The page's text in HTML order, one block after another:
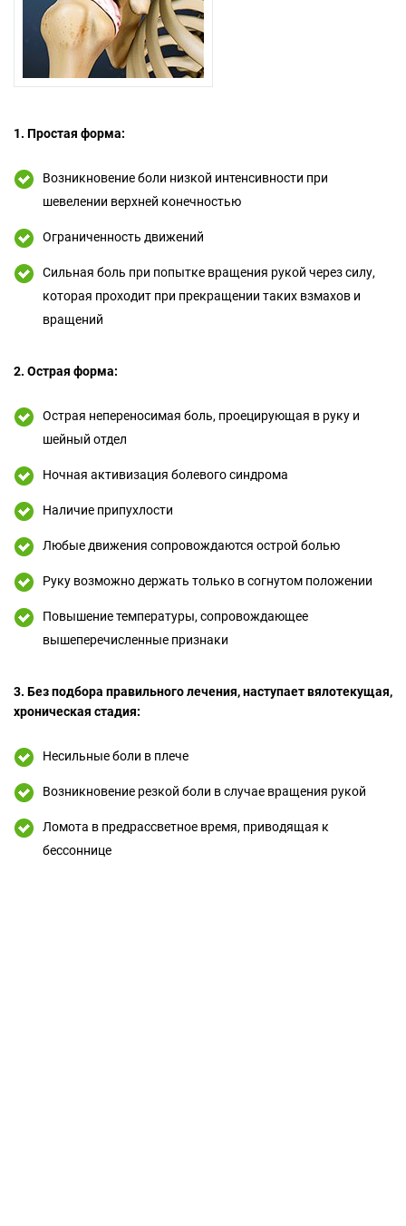
1. Простая форма:
Возникновение боли низкой интенсивности при
шевелении верхней конечностью
Ограниченность движений
Сильная боль при попытке вращения рукой через силу,
которая проходит при прекращении таких взмахов и
вращений
2. Острая форма:
Острая непереносимая боль, проецирующая в руку и
шейный отдел
Ночная активизация болевого синдрома
Наличие припухлости
Любые движения сопровождаются острой болью
Руку возможно держать только в согнутом положении
Повышение температуры, сопровождающее
вышеперечисленные признаки
3. Без подбора правильного лечения, наступает вялотекущая,
хроническая стадия:
Несильные боли в плече
Возникновение резкой боли в случае вращения рукой
Ломота в предрассветное время, приводящая к
бессоннице